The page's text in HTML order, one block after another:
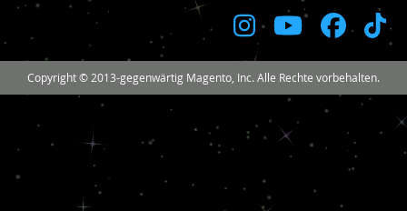
Copyright © 2013-gegenwärtig Magento, Inc. Alle Rechte vorbehalten.